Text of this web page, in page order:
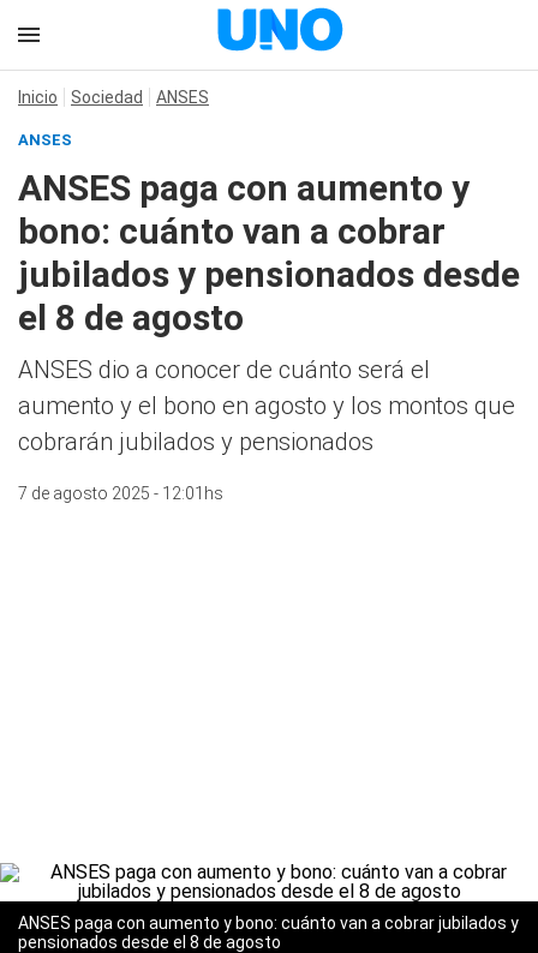
Inicio Sociedad ANSES
ANSES
ANSES paga con aumento y
bono: cuánto van a cobrar
jubilados y pensionados desde
el 8 de agosto
ANSES dio a conocer de cuánto será el
aumento y el bono en agosto y los montos que
cobrarán jubilados y pensionados
7 de agosto 2025 - 12:01hs
ANSES paga con aumento y bono: cuánto van a cobrar jubilados y
pensionados desde el 8 de agosto